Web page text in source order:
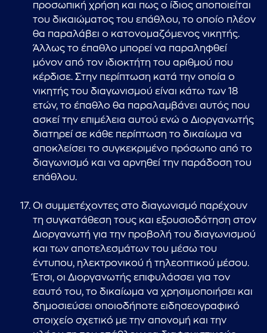
προσωπική χρήση και πως ο ίδιος αποποιείται
του δικαιώματος του επάθλου, το οποίο πλέον
θα παραλάβει ο κατονομαζόμενος νικητής.
Άλλως το έπαθλο μπορεί να παραληφθεί
μόνον από τον ιδιοκτήτη του αριθμού που
κέρδισε. Στην περίπτωση κατά την οποία ο
νικητής του διαγωνισμού είναι κάτω των 18
ετών, το έπαθλο θα παραλαμβάνει αυτός που
ασκεί την επιμέλεια αυτού ενώ ο Διοργανωτής
διατηρεί σε κάθε περίπτωση το δικαίωμα να
αποκλείσει το συγκεκριμένο πρόσωπο από το
διαγωνισμό και να αρνηθεί την παράδοση του
επάθλου.
Οι συμμετέχοντες στο διαγωνισμό παρέχουν
τη συγκατάθεση τους και εξουσιοδότηση στον
Διοργανωτή για την προβολή του διαγωνισμού
και των αποτελεσμάτων του μέσω του
έντυπου, ηλεκτρονικού ή τηλεοπτικού μέσου.
Έτσι, οι Διοργανωτής επιφυλάσσει για τον
εαυτό του, το δικαίωμα να χρησιμοποιήσει και
δημοσιεύσει οποιοδήποτε ειδησεογραφικό
στοιχείο σχετικό με την απονομή και την